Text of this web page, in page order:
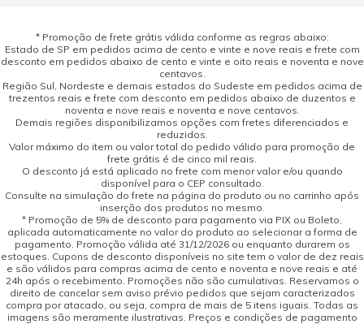
* Promoção de frete grátis válida conforme as regras abaixo:
Estado de SP em pedidos acima de cento e vinte e nove reais e frete com
desconto em pedidos abaixo de cento e vinte e oito reais e noventa e nove
centavos.
Região Sul, Nordeste e demais estados do Sudeste em pedidos acima de
trezentos reais e frete com desconto em pedidos abaixo de duzentos e
noventa e nove reais e noventa e nove centavos.
Demais regiões disponibilizamos opções com fretes diferenciados e
reduzidos.
Valor máximo do item ou valor total do pedido válido para promoção de
frete grátis é de cinco mil reais.
O desconto já está aplicado no frete com menor valor e/ou quando
disponível para o CEP consultado.
Consulte na simulação do frete na página do produto ou no carrinho após
inserção dos produtos no mesmo.
* Promoção de 5% de desconto para pagamento via PIX ou Boleto,
aplicada automaticamente no valor do produto ao selecionar a forma de
pagamento. Promoção válida até 31/12/2026 ou enquanto durarem os
estoques. Cupons de desconto disponíveis no site tem o valor de dez reais
e são válidos para compras acima de cento e noventa e nove reais e até
24h após o recebimento. Promoções não são cumulativas. Reservamos o
direito de cancelar sem aviso prévio pedidos que sejam caracterizados
compra por atacado, ou seja, compra de mais de 5 itens iguais. Todas as
imagens são meramente ilustrativas. Preços e condições de pagamento